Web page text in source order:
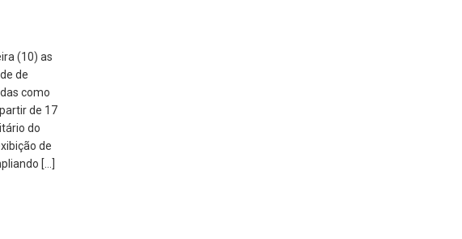
(10) as
de
como
de 17
do
de
[…]